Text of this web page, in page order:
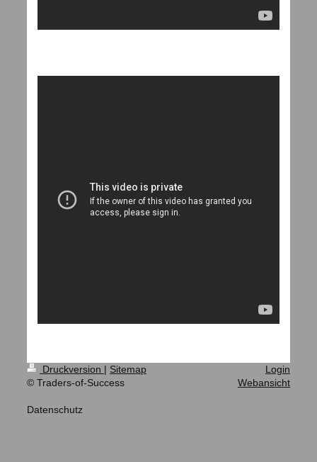
Druckversion | Sitemap
© Traders-of-Success
Datenschutz
Login
Webansicht